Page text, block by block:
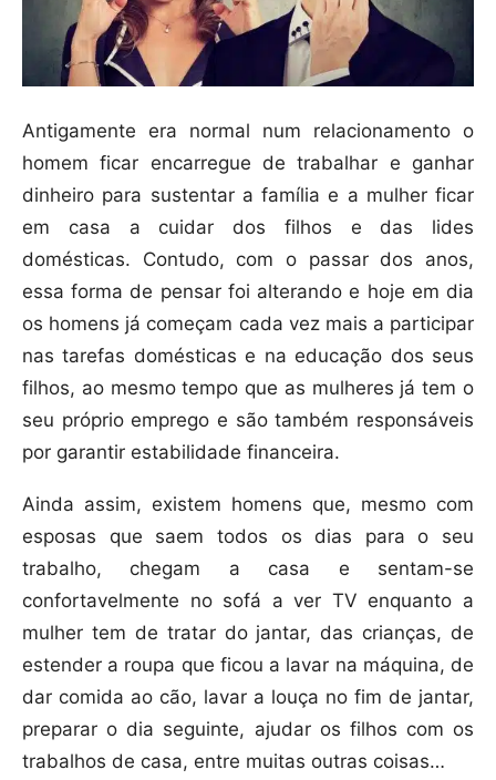
Antigamente era normal num relacionamento o
homem ficar encarregue de trabalhar e ganhar
dinheiro para sustentar a família e a mulher ficar
em casa a cuidar dos filhos e das lides
domésticas. Contudo, com o passar dos anos,
essa forma de pensar foi alterando e hoje em dia
os homens já começam cada vez mais a participar
nas tarefas domésticas e na educação dos seus
filhos, ao mesmo tempo que as mulheres já tem o
seu próprio emprego e são também responsáveis
por garantir estabilidade financeira.
Ainda assim, existem homens que, mesmo com
esposas que saem todos os dias para o seu
trabalho, chegam a casa e sentam-se
confortavelmente no sofá a ver TV enquanto a
mulher tem de tratar do jantar, das crianças, de
estender a roupa que ficou a lavar na máquina, de
dar comida ao cão, lavar a louça no fim de jantar,
preparar o dia seguinte, ajudar os filhos com os
trabalhos de casa, entre muitas outras coisas…